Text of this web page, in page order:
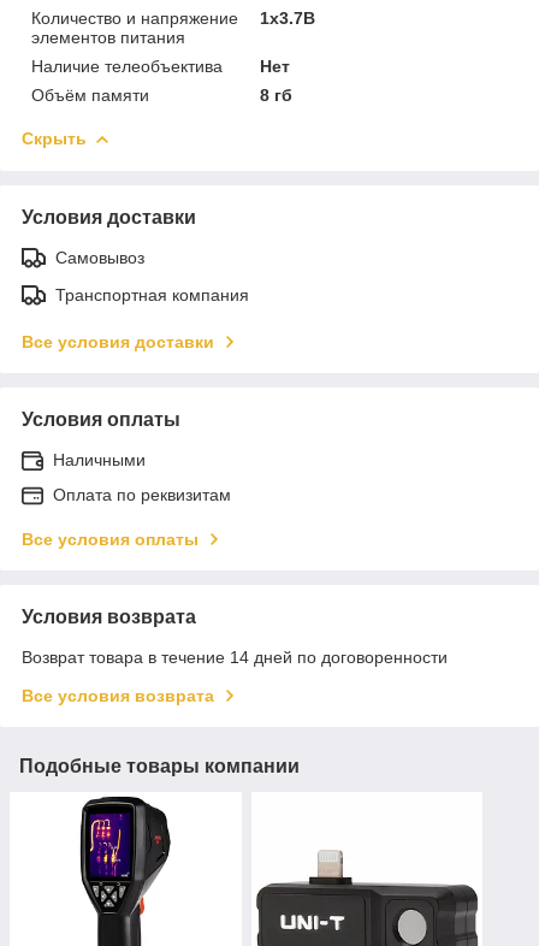
Количество и напряжение
элементов питания
1x3.7В
Наличие телеобъектива
Нет
Объём памяти
8 гб
Скрыть
Условия доставки
Самовывоз
Транспортная компания
Все условия доставки
Условия оплаты
Наличными
Оплата по реквизитам
Все условия оплаты
Условия возврата
Возврат товара в течение 14 дней по договоренности
Все условия возврата
Подобные товары компании